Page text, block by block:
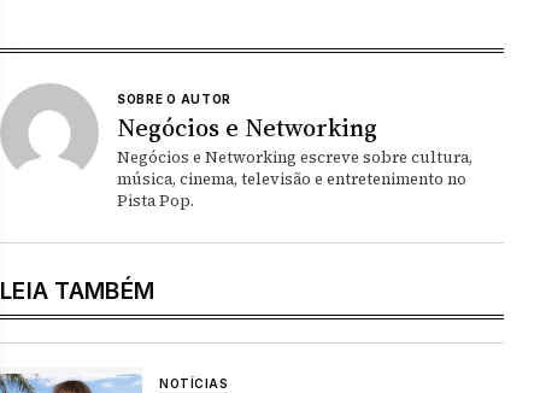
SOBRE O AUTOR
Negócios e Networking
Negócios e Networking escreve sobre cultura,
música, cinema, televisão e entretenimento no
Pista Pop.
LEIA TAMBÉM
NOTÍCIAS